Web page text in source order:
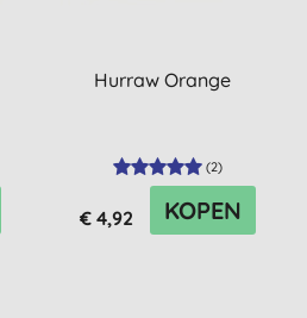
Hurraw Orange
(2)
€ 4,92 KOPEN